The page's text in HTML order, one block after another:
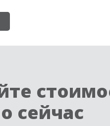
сейчас